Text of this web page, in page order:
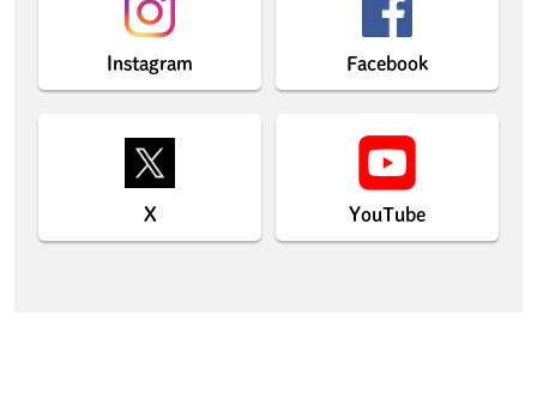
Instagram Facebook
X YouTube